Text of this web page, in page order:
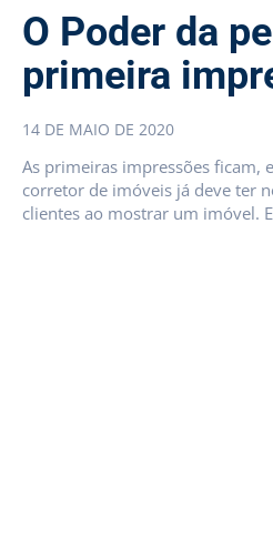
O Poder da
primeira
14 DE MAIO DE 2020
As primeiras impressões ficam,
corretor de imóveis já deve ter
clientes ao mostrar um imóvel.